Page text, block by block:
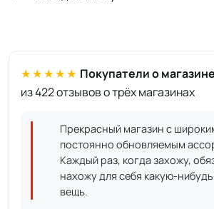
★★★★★ Покупатели о магазине
из 422 отзывов о трёх магазинах
Прекрасный магазин с
постоянно обновляемым
Каждый раз, когда захожу,
нахожу для себя какую-
вещь.